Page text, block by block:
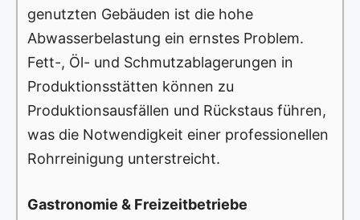
genutzten Gebäuden ist die hohe
Abwasserbelastung ein ernstes Problem.
Fett-, Öl- und Schmutzablagerungen in
Produktionsstätten können zu
Produktionsausfällen und Rückstaus führen,
was die Notwendigkeit einer professionellen
Rohrreinigung unterstreicht.
Gastronomie & Freizeitbetriebe